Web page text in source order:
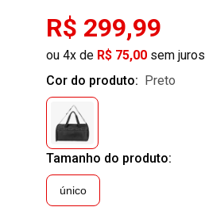
R$ 299,99
ou 4x de R$ 75,00 sem juros
Cor do produto:
preto
Tamanho do produto:
único